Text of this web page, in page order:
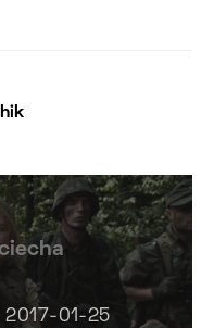
2017-01-25